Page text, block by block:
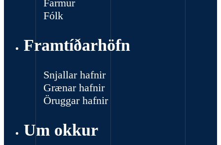
Farmur
Fólk
Framtíðarhöfn
Snjallar hafnir
Grænar hafnir
Öruggar hafnir
Um okkur